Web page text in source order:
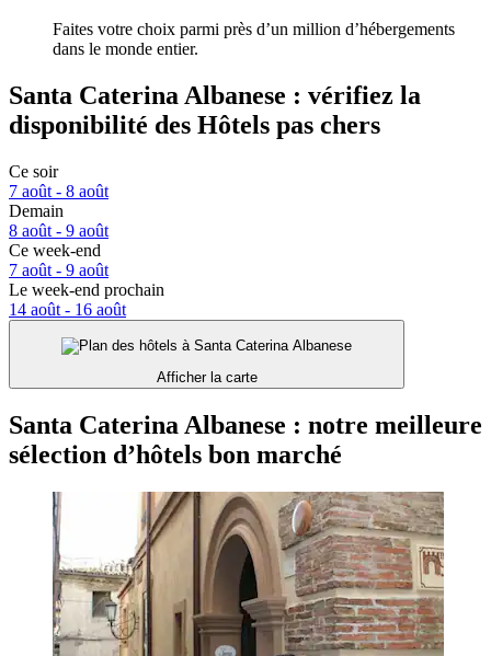
Faites votre choix parmi près d’un million d’hébergements
dans le monde entier.
Santa Caterina Albanese : vérifiez la
disponibilité des Hôtels pas chers
Ce soir
7 août - 8 août
Demain
8 août - 9 août
Ce week-end
7 août - 9 août
Le week-end prochain
14 août - 16 août
Afficher la carte
Santa Caterina Albanese : notre meilleure
sélection d’hôtels bon marché